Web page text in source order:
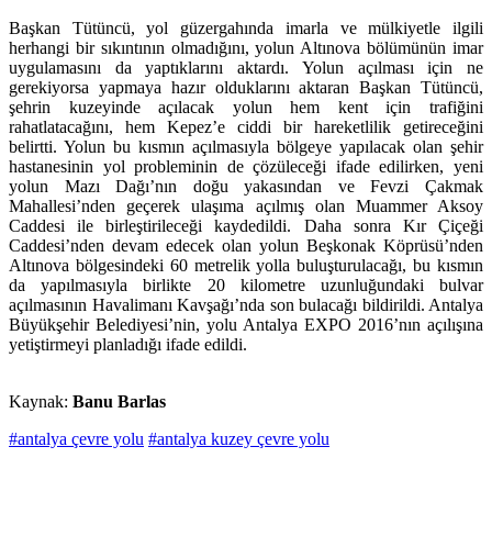
Başkan Tütüncü, yol güzergahında imarla ve mülkiyetle ilgili
herhangi bir sıkıntının olmadığını, yolun Altınova bölümünün imar
uygulamasını da yaptıklarını aktardı. Yolun açılması için ne
gerekiyorsa yapmaya hazır olduklarını aktaran Başkan Tütüncü,
şehrin kuzeyinde açılacak yolun hem kent için trafiğini
rahatlatacağını, hem Kepez’e ciddi bir hareketlilik getireceğini
belirtti. Yolun bu kısmın açılmasıyla bölgeye yapılacak olan şehir
hastanesinin yol probleminin de çözüleceği ifade edilirken, yeni
yolun Mazı Dağı’nın doğu yakasından ve Fevzi Çakmak
Mahallesi’nden geçerek ulaşıma açılmış olan Muammer Aksoy
Caddesi ile birleştirileceği kaydedildi. Daha sonra Kır Çiçeği
Caddesi’nden devam edecek olan yolun Beşkonak Köprüsü’nden
Altınova bölgesindeki 60 metrelik yolla buluşturulacağı, bu kısmın
da yapılmasıyla birlikte 20 kilometre uzunluğundaki bulvar
açılmasının Havalimanı Kavşağı’nda son bulacağı bildirildi. Antalya
Büyükşehir Belediyesi’nin, yolu Antalya EXPO 2016’nın açılışına
yetiştirmeyi planladığı ifade edildi.
Kaynak: Banu Barlas
#antalya çevre yolu #antalya kuzey çevre yolu